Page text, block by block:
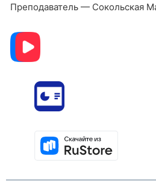
Преподаватель — Сокольская